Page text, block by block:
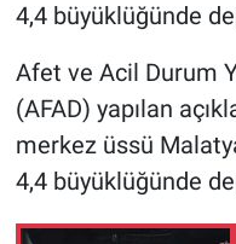
4,4 büyüklüğünde
Afet ve Acil Durum
(AFAD) yapılan
merkez üssü
4,4 büyüklüğünde
Gündem Özel
Günün görüntüsü
Haber